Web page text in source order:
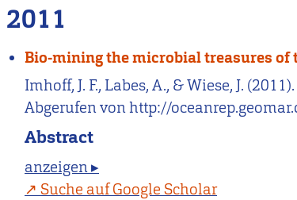
2011
Bio-mining the microbial treasures of
Imhoff, J. F., Labes, A., & Wiese, J.
Abgerufen von http://
Abstract
anzeigen ▸
Suche auf Google Scholar